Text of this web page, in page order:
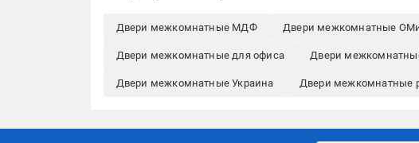
Двери межкомнатные МДФ Двери межкомнатные
Двери межкомнатные для офиса Двери
Двери межкомнатные Украина Двери межкомнатные